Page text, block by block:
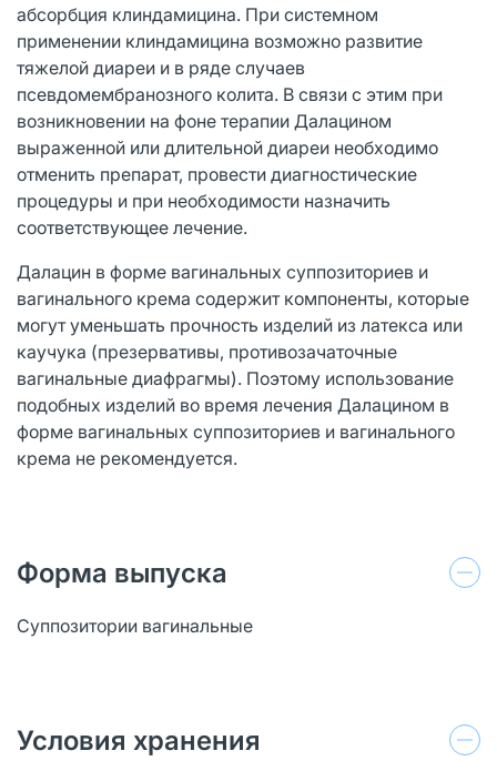
абсорбция клиндамицина. При системном
применении клиндамицина возможно развитие
тяжелой диареи и в ряде случаев
псевдомембранозного колита. В связи с этим при
возникновении на фоне терапии Далацином
выраженной или длительной диареи необходимо
отменить препарат, провести диагностические
процедуры и при необходимости назначить
соответствующее лечение.
Далацин в форме вагинальных суппозиториев и
вагинального крема содержит компоненты, которые
могут уменьшать прочность изделий из латекса или
каучука (презервативы, противозачаточные
вагинальные диафрагмы). Поэтому использование
подобных изделий во время лечения Далацином в
форме вагинальных суппозиториев и вагинального
крема не рекомендуется.
Форма выпуска
Суппозитории вагинальные
Условия хранения